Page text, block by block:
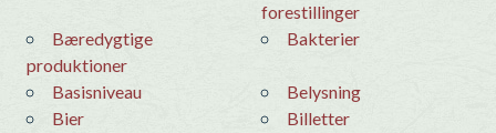
forestillinger
Bæredygtige
produktioner
Bakterier
basisniveau
Belysning
Bier
Billetter